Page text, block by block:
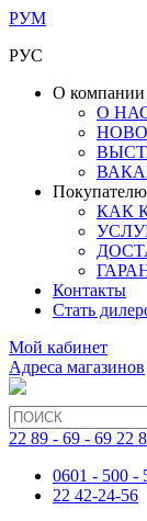
РУМ
РУС
О компании
О
Покупателю
КАК
Контакты
Стать
Мой кабинет
Адреса магазинов
22 89 - 69 - 69 22
0601 - 500 -
22 42-24-56